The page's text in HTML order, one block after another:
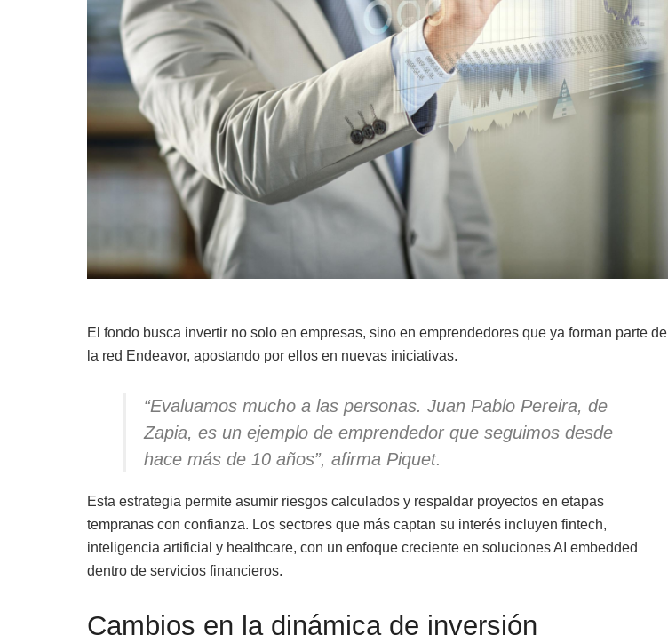
El fondo busca invertir no solo en empresas, sino en emprendedores que ya forman parte de
la red Endeavor, apostando por ellos en nuevas iniciativas.
“Evaluamos mucho a las personas. Juan Pablo Pereira, de
Zapia, es un ejemplo de emprendedor que seguimos desde
hace más de 10 años”, afirma Piquet.
Esta estrategia permite asumir riesgos calculados y respaldar proyectos en etapas
tempranas con confianza. Los sectores que más captan su interés incluyen fintech,
inteligencia artificial y healthcare, con un enfoque creciente en soluciones AI embedded
dentro de servicios financieros.
Cambios en la dinámica de inversión